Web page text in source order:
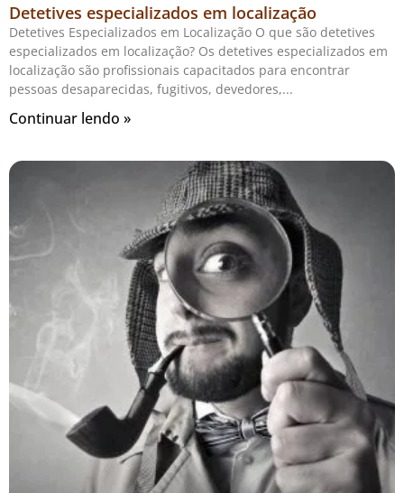
Detetives especializados em localização
Detetives Especializados em Localização O que são detetives
especializados em localização? Os detetives especializados em
localização são profissionais capacitados para encontrar
pessoas desaparecidas, fugitivos, devedores,
Continuar lendo »